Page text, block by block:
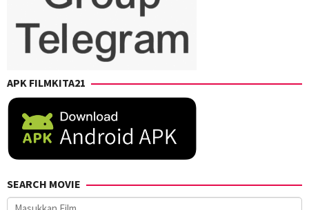
APK FILMKITA21
SEARCH MOVIE